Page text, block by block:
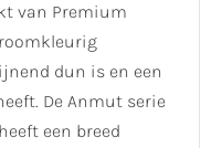
van Premium
dun is en een
De Anmut serie
een breed